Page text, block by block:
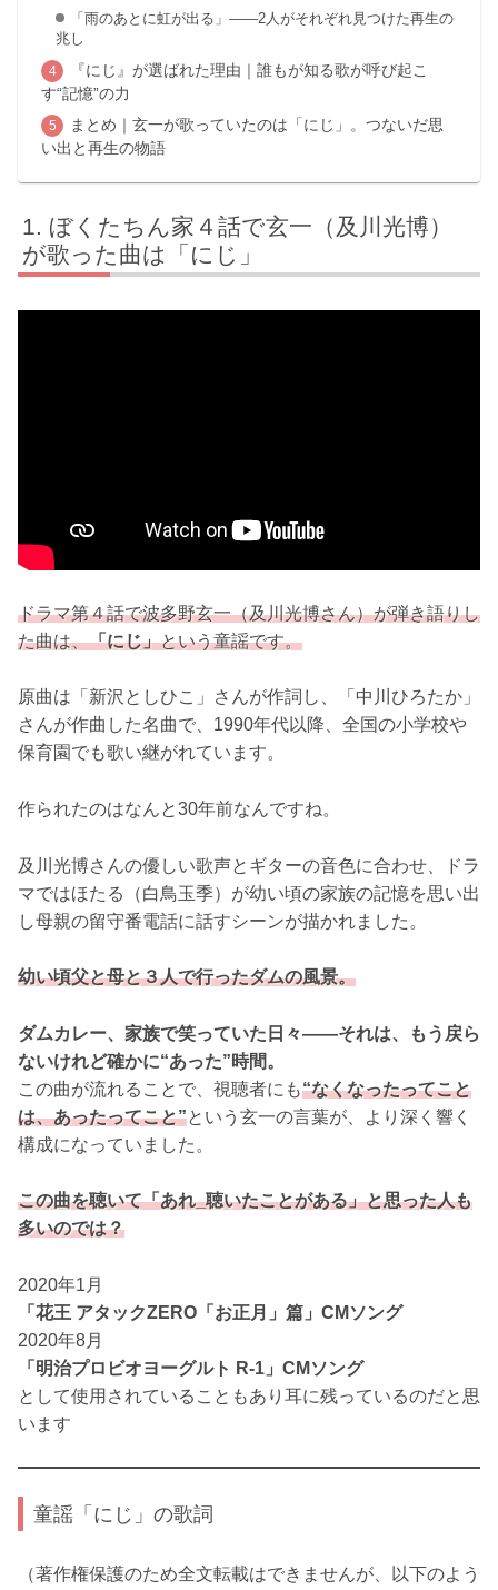
「雨のあとに虹が出る」——2人がそれぞれ見つけた再生の
兆し
『にじ』が選ばれた理由｜誰もが知る歌が呼び起こ
す“記憶”の力
まとめ｜玄一が歌っていたのは「にじ」。つないだ思
い出と再生の物語
ぼくたちん家４話で玄一（及川光博）
が歌った曲は「にじ」
ドラマ第４話で波多野玄一（及川光博さん）が弾き語りし
た曲は、「にじ」という童謡です。
原曲は「新沢としひこ」さんが作詞し、「中川ひろたか」
さんが作曲した名曲で、1990年代以降、全国の小学校や
保育園でも歌い継がれています。
作られたのはなんと30年前なんですね。
及川光博さんの優しい歌声とギターの音色に合わせ、ドラ
マではほたる（白鳥玉季）が幼い頃の家族の記憶を思い出
し母親の留守番電話に話すシーンが描かれました。
幼い頃父と母と３人で行ったダムの風景。
ダムカレー、家族で笑っていた日々——それは、もう戻ら
ないけれど確かに“あった”時間。
この曲が流れることで、視聴者にも“なくなったってこと
は、あったってこと”という玄一の言葉が、より深く響く
構成になっていました。
この曲を聴いて「あれ_聴いたことがある」と思った人も
多いのでは？
2020年1月
「花王 アタックZERO「お正月」篇」CMソング
2020年8月
「明治プロビオヨーグルト R-1」CMソング
として使用されていることもあり耳に残っているのだと思
います
童謡「にじ」の歌詞
（著作権保護のため全文転載はできませんが、以下のよう